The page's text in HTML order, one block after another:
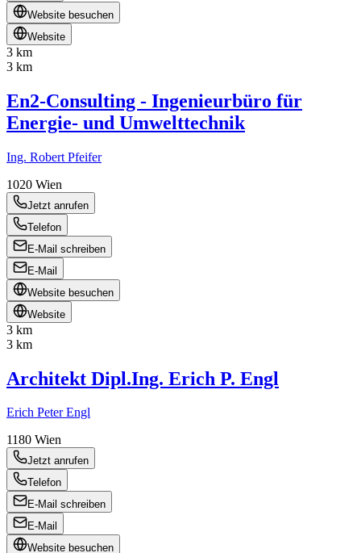
Website besuchen
Website
3 km
3 km
En2-Consulting - Ingenieurbüro für
Energie- und Umwelttechnik
Ing. Robert Pfeifer
1020 Wien
Jetzt anrufen
Telefon
E-Mail schreiben
E-Mail
Website besuchen
Website
3 km
3 km
Architekt Dipl.Ing. Erich P. Engl
Erich Peter Engl
1180 Wien
Jetzt anrufen
Telefon
E-Mail schreiben
E-Mail
Website besuchen